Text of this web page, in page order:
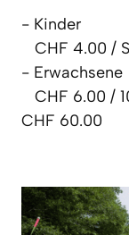
- Kinder
- Erwachsene
CHF 60.00